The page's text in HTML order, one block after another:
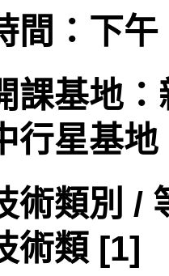
間：下
課基地
行星基地
術類別 /
術類 [1]